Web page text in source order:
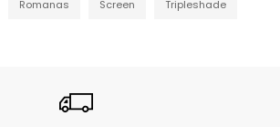
Romanas Screen Tripleshade